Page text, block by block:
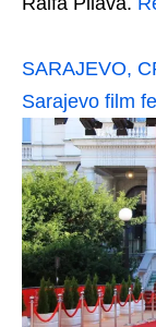
SARAJEVO,
Sarajevo film